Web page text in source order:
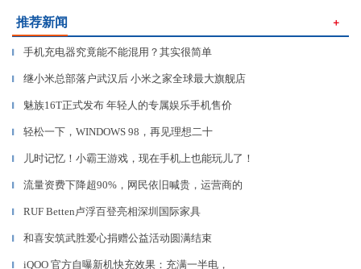
推荐新闻 ＋
▎ 手机充电器究竟能不能混用？其实很简单
▎ 继小米总部落户武汉后 小米之家全球最大旗舰店
▎ 魅族16T正式发布 年轻人的专属娱乐手机售价
▎ 轻松一下，WINDOWS 98，再见理想二十
▎ 儿时记忆！小霸王游戏，现在手机上也能玩儿了！
▎ 流量资费下降超90%，网民依旧喊贵，运营商的
▎ RUF Betten卢浮百登亮相深圳国际家具
▎ 和喜安筑武胜爱心捐赠公益活动圆满结束
iQOO 官方自曝新机快充效果：充满一半电，